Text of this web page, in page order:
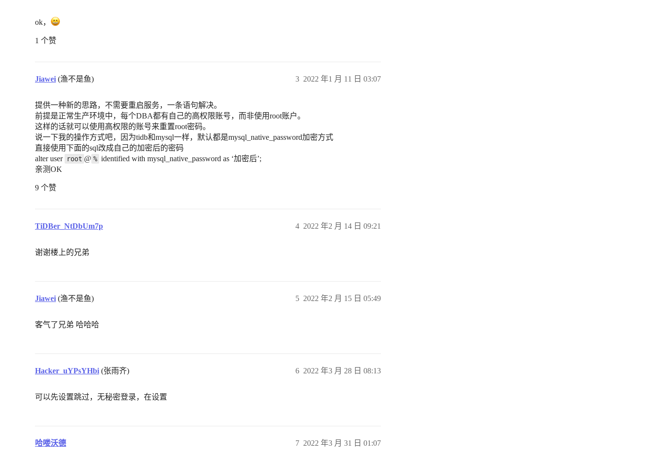
ok，
1 个赞
Jiawei (渔不是鱼) 2022 年1 月 11 日 03:07
3
提供一种新的思路，不需要重启服务，一条语句解决。
前提是正常生产环境中，每个DBA都有自己的高权限账号，而非使用root账户。
这样的话就可以使用高权限的账号来重置root密码。
说一下我的操作方式吧，因为tidb和mysql一样，默认都是mysql_native_password加密方式
直接使用下面的sql改成自己的加密后的密码
alter user root @ % identified with mysql_native_password as ‘加密后’;
亲测OK
9 个赞
TiDBer_NtDbUm7p 2022 年2 月 14 日 09:21
4
谢谢楼上的兄弟
Jiawei (渔不是鱼) 2022 年2 月 15 日 05:49
5
客气了兄弟 哈哈哈
Hacker_uYPsYHbi (张雨齐) 2022 年3 月 28 日 08:13
6
可以先设置跳过，无秘密登录，在设置
哈喽沃德 2022 年3 月 31 日 01:07
7